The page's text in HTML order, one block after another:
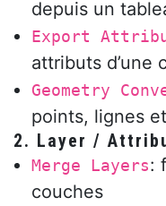
depuis un
Export
attributs d’une
Geometry
points, lignes
2. Layer /
Merge Layers:
couches